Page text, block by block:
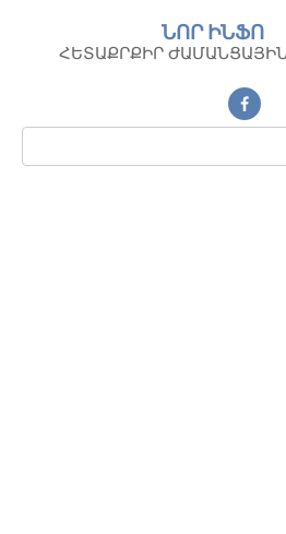
контенту
ՆՈՐ ԻՆՖՈ
ՀԵՏԱՔՐՔԻՐ
Поиск: